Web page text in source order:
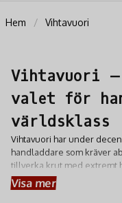
Hem Vihtavuori
Vihtavuori
valet för
världsklass
Vihtavuori har under
handladdare som kräver
tillverka krut med extremt
brinnshastigheter har de
allt från finkalibrigt
Visa mer